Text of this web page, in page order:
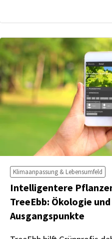
Klimaanpassung & Lebensumfeld
Intelligentere
TreeEbb: Ökologie
Ausgangspunkte